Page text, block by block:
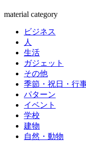
material category
ビジネス
人
生活
ガジェット
その他
季節・祝日・行
パターン
イベント
学校
建物
自然・動物